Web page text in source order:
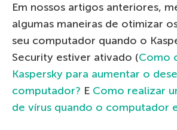
Em nossos artigos anteriores,
algumas maneiras de otimizar
seu computador quando o
Security estiver ativado (Como
Kaspersky para aumentar o
computador? E Como realizar
de vírus quando o computador